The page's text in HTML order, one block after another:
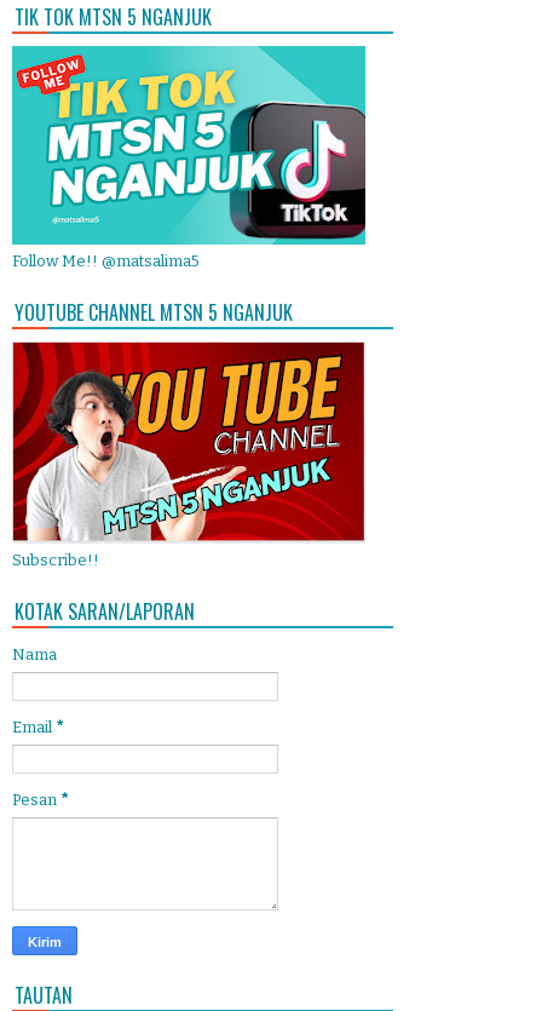
TIK TOK MTSN 5 NGANJUK
Follow Me!! @matsalima5
YOUTUBE CHANNEL MTSN 5 NGANJUK
Subscribe!!
KOTAK SARAN/LAPORAN
Nama
Email *
Pesan *
TAUTAN